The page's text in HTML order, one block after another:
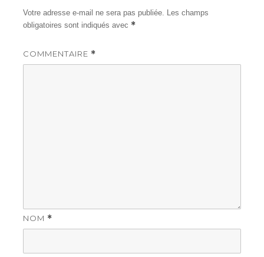
Votre adresse e-mail ne sera pas publiée. Les champs
obligatoires sont indiqués avec *
COMMENTAIRE *
NOM *